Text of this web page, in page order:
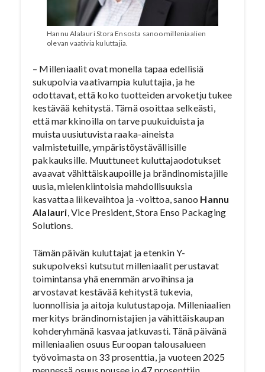
Hannu Alalauri Stora Ensosta sanoo milleniaalien
olevan vaativia kuluttajia.
– Milleniaalit ovat monella tapaa edellisiä
sukupolvia vaativampia kuluttajia, ja he
odottavat, että koko tuotteiden arvoketju tukee
kestävää kehitystä. Tämä osoittaa selkeästi,
että markkinoilla on tarve puukuiduista ja
muista uusiutuvista raaka-aineista
valmistetuille, ympäristöystävällisille
pakkauksille. Muuttuneet kuluttajaodotukset
avaavat vähittäiskaupoille ja brändinomistajille
uusia, mielenkiintoisia mahdollisuuksia
kasvattaa liikevaihtoa ja -voittoa, sanoo Hannu
Alalauri, Vice President, Stora Enso Packaging
Solutions.
Tämän päivän kuluttajat ja etenkin Y-
sukupolveksi kutsutut milleniaalit perustavat
toimintansa yhä enemmän arvoihinsa ja
arvostavat kestävää kehitystä tukevia,
luonnollisia ja aitoja kulutustapoja. Milleniaalien
merkitys brändinomistajien ja vähittäiskaupan
kohderyhmänä kasvaa jatkuvasti. Tänä päivänä
milleniaalien osuus Euroopan talousalueen
työvoimasta on 33 prosenttia, ja vuoteen 2025